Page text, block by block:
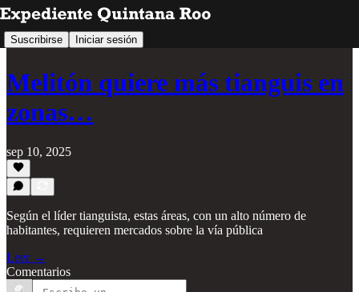
Suscribirse Iniciar sesión
Melitón quiere más tianguis en
zonas…
sep 10, 2025
Según el líder tianguista, estas áreas, con un alto número de
habitantes, requieren mercados sobre la vía pública
Leer →
Comentarios